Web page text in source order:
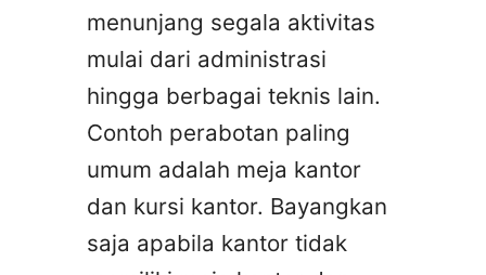
menunjang segala aktivitas
mulai dari administrasi
hingga berbagai teknis lain.
Contoh perabotan paling
umum adalah meja kantor
dan kursi kantor. Bayangkan
saja apabila kantor tidak